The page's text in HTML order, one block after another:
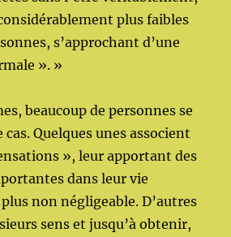
plus faibles
s’approchant d’une
». »
beaucoup de personnes se
Quelques unes associent
», leur apportant des
dans leur vie
non négligeable. D’autres
sens et jusqu’à obtenir,